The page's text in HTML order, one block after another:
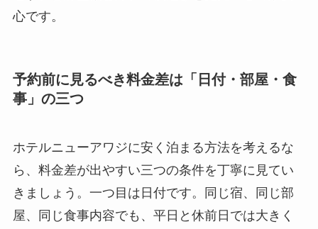
心です。
予約前に見るべき料金差は「日付・部屋・食
事」の三つ
ホテルニューアワジに安く泊まる方法を考えるな
ら、料金差が出やすい三つの条件を丁寧に見てい
きましょう。一つ目は日付です。同じ宿、同じ部
屋、同じ食事内容でも、平日と休前日では大きく